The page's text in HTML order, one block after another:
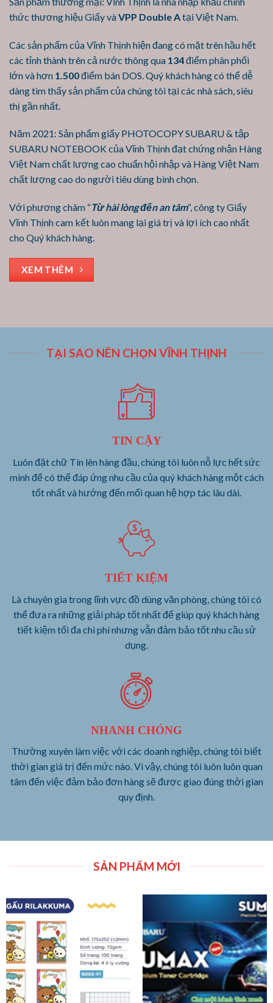
thức thương hiệu Giấy vàVPP Double Atại Việt Nam.
các tỉnh thành trên cả nước thông qua134điểm phân phối
lớn và hơn1.500điểm bán DOS. Quý khách hàng có thể dễ
dàng tìm thấy sản phẩm của chúng tôi tại các nhà sách, siêu
thị gần nhất.
SUBARU NOTEBOOK của Vĩnh Thịnh đạt chứng nhận Hàng
Việt Nam chất lượng cao chuẩn hội nhập và Hàng Việt Nam
chất lượng cao do người tiêu dùng bình chọn.
Vĩnh Thịnh cam kết luôn mang lại giá trị và lợi ích cao nhất
cho Quý khách hàng.
XEM THÊM
Luôn đặt chữ Tín lên hàng đầu, chúng tôi luôn nỗ lực hết sức
mình để có thể đáp ứng nhu cầu của quý khách hàng một cách
tốt nhất và hướng đến mối quan hệ hợp tác lâu dài.
Là chuyên gia trong lĩnh vực đồ dùng văn phòng, chúng tôi có
thể đưa ra những giải pháp tốt nhất để giúp quý khách hàng
tiết kiệm tối đa chi phí nhưng vẫn đảm bảo tốt nhu cầu sử
dụng.
thời gian giá trị đến mức nào. Vì vậy, chúng tôi luôn luôn quan
tâm đến việc đảm bảo đơn hàng sẽ được giao đúng thời gian
quy định.